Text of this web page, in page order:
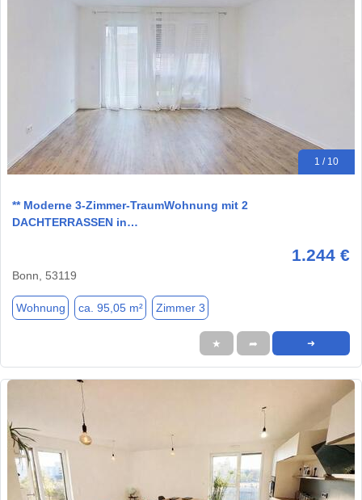
1 / 10
** Moderne 3-Zimmer-TraumWohnung mit 2
DACHTERRASSEN in…
1.244 €
Bonn, 53119
Wohnung ca. 95,05 m² Zimmer 3
★ ➦ ➜